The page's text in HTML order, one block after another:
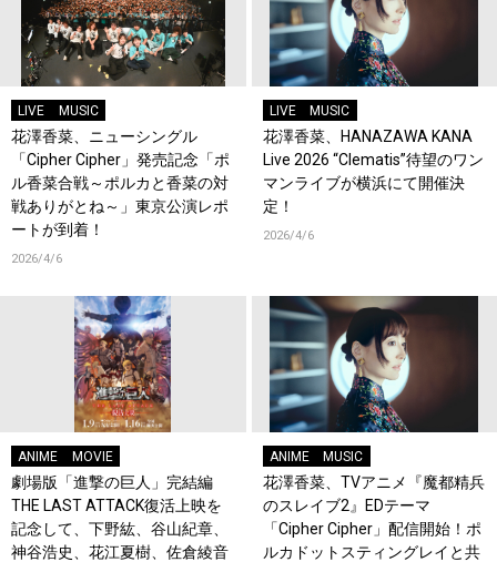
LIVE MUSIC
花澤香菜、ニューシングル
「Cipher Cipher」発売記念「ポ
ル香菜合戦～ポルカと香菜の対
戦ありがとね～」東京公演レポ
ートが到着！
2026/4/6
LIVE MUSIC
花澤香菜、HANAZAWA KANA
Live 2026 “Clematis”待望のワン
マンライブが横浜にて開催決
定！
2026/4/6
ANIME MOVIE
劇場版「進撃の巨人」完結編
THE LAST ATTACK復活上映を
記念して、下野紘、谷山紀章、
神谷浩史、花江夏樹、佐倉綾音
ANIME MUSIC
花澤香菜、TVアニメ『魔都精兵
のスレイブ2』EDテーマ
「Cipher Cipher」配信開始！ポ
ルカドットスティングレイと共